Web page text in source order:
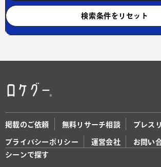
検索条件をリセット
掲載のご依頼 無料リサーチ相談 プレス
プライバシーポリシー 運営会社
お問い
シーンで探す